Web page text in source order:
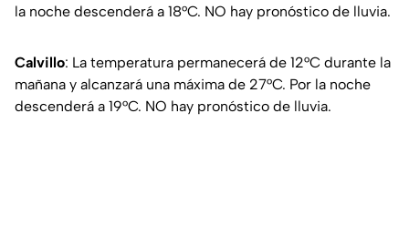
la noche descenderá a 18°C. NO hay pronóstico de lluvia.
Calvillo: La temperatura permanecerá de 12°C durante la
mañana y alcanzará una máxima de 27°C. Por la noche
descenderá a 19°C. NO hay pronóstico de lluvia.